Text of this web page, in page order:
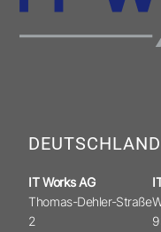
DEUTSCHLAND
IT Works AG
Thomas-Dehler-Straße
2